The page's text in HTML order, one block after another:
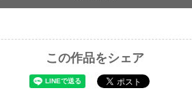
この作品をシェア